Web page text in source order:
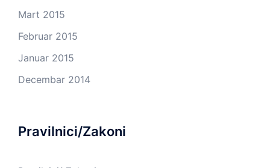
Mart 2015
Februar 2015
Januar 2015
Decembar 2014
Pravilnici/Zakoni